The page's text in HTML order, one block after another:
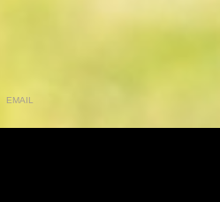
EMAIL